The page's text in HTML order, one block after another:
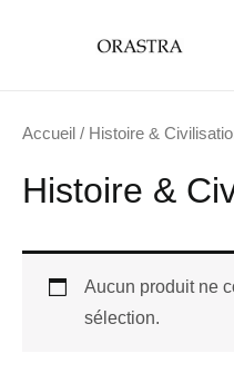
Accueil / Histoire &
Histoire &
Aucun produit ne
sélection.